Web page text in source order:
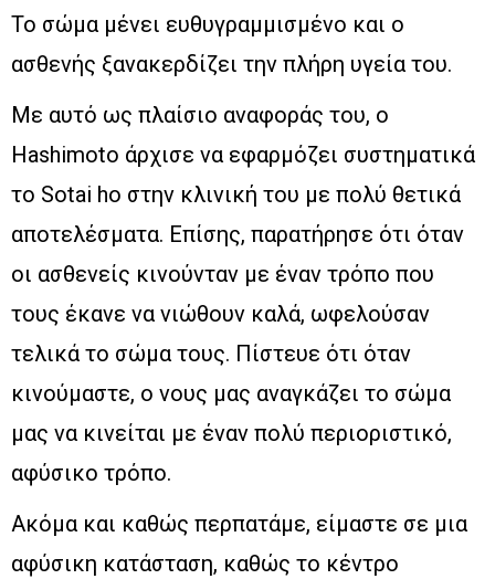
Το σώμα μένει ευθυγραμμισμένο και ο
ασθενής ξανακερδίζει την πλήρη υγεία του.
Με αυτό ως πλαίσιο αναφοράς του, ο
Hashimoto άρχισε να εφαρμόζει συστηματικά
το Sotai ho στην κλινική του με πολύ θετικά
αποτελέσματα. Επίσης, παρατήρησε ότι όταν
οι ασθενείς κινούνταν με έναν τρόπο που
τους έκανε να νιώθουν καλά, ωφελούσαν
τελικά το σώμα τους. Πίστευε ότι όταν
κινούμαστε, ο νους μας αναγκάζει το σώμα
μας να κινείται με έναν πολύ περιοριστικό,
αφύσικο τρόπο.
Ακόμα και καθώς περπατάμε, είμαστε σε μια
αφύσικη κατάσταση, καθώς το κέντρο